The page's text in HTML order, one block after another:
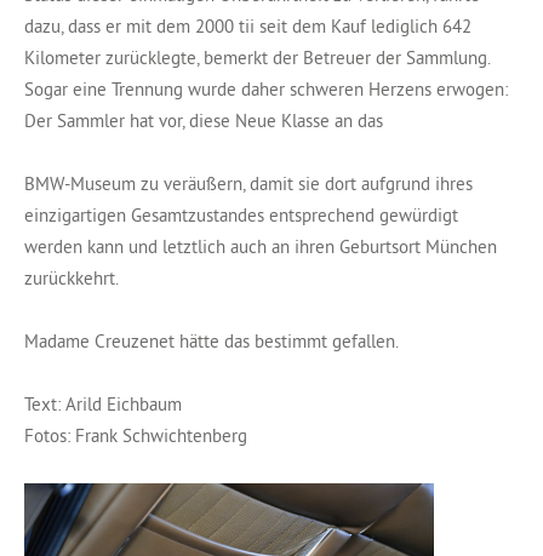
dazu, dass er mit dem 2000 tii seit dem Kauf lediglich 642
Kilometer zurücklegte, bemerkt der Betreuer der Sammlung.
Sogar eine Trennung wurde daher schweren Herzens erwogen:
Der Sammler hat vor, diese Neue Klasse an das
BMW-Museum zu veräußern, damit sie dort aufgrund ihres
einzigartigen Gesamtzustandes entsprechend gewürdigt
werden kann und letztlich auch an ihren Geburtsort München
zurückkehrt.
Madame Creuzenet hätte das bestimmt gefallen.
Text: Arild Eichbaum
Fotos: Frank Schwichtenberg